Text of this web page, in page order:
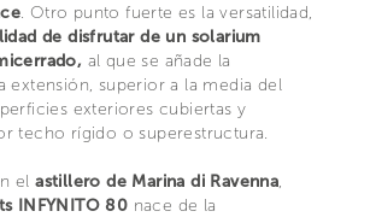
. Otro punto fuerte es la versatilidad,
de disfrutar de un solarium
al que se añade la
extensión, superior a la media del
exteriores cubiertas y
techo rígido o superestructura.
elastillero de Marina di Ravenna,
INFYNITO 80 nace de la